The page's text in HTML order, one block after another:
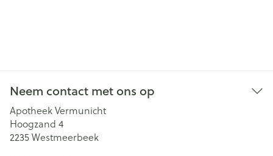
Neem contact met ons op
Apotheek Vermunicht
Hoogzand 4
2235Westmeerbeek